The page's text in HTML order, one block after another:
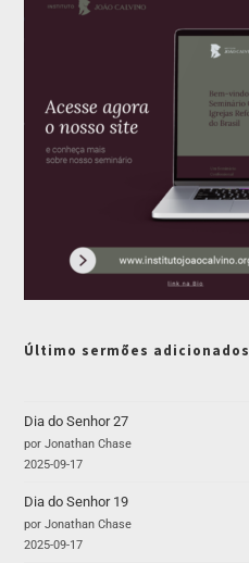
Último sermões adicionados
Dia do Senhor 27
por Jonathan Chase
2025-09-17
Dia do Senhor 19
por Jonathan Chase
2025-09-17